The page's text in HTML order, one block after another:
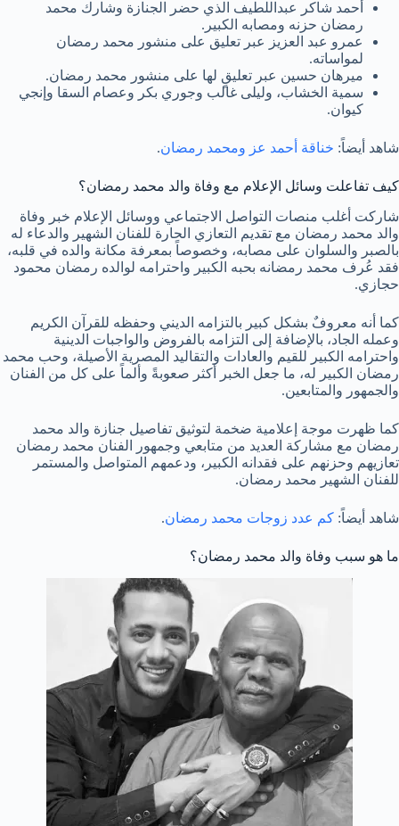
أحمد شاكر عبداللطيف الذي حضر الجنازة وشارك محمد
رمضان حزنه ومصابه الكبير.
عمرو عبد العزيز عبر تعليق على منشور محمد رمضان
لمواساته.
ميرهان حسين عبر تعليقٍ لها على منشور محمد رمضان.
سمية الخشاب، وليلى غالب وجوري بكر وعصام السقا وإنجي
كيوان.
شاهد أيضاً: خناقة أحمد عز ومحمد رمضان.
كيف تفاعلت وسائل الإعلام مع وفاة والد محمد رمضان؟
شاركت أغلب منصات التواصل الاجتماعي ووسائل الإعلام خبر وفاة
والد محمد رمضان مع تقديم التعازي الحارة للفنان الشهير والدعاء له
بالصبر والسلوان على مصابه، وخصوصاً بمعرفة مكانة والده في قلبه،
فقد عُرف محمد رمضانه بحبه الكبير واحترامه لوالده رمضان محمود
حجازي.
كما أنه معروفٌ بشكل كبير بالتزامه الديني وحفظه للقرآن الكريم
وعمله الجاد، بالإضافة إلى التزامه بالفروض والواجبات الدينية
واحترامه الكبير للقيم والعادات والتقاليد المصرية الأصيلة، وحب محمد
رمضان الكبير له، ما جعل الخبر أكثر صعوبةً وألماً على كل من الفنان
والجمهور والمتابعين.
كما ظهرت موجة إعلامية ضخمة لتوثيق تفاصيل جنازة والد محمد
رمضان مع مشاركة العديد من متابعي وجمهور الفنان محمد رمضان
تعازيهم وحزنهم على فقدانه الكبير، ودعمهم المتواصل والمستمر
للفنان الشهير محمد رمضان.
شاهد أيضاً: كم عدد زوجات محمد رمضان.
ما هو سبب وفاة والد محمد رمضان؟